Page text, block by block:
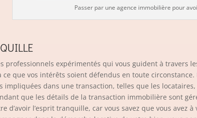
Passer par une agence immobilière pour
professionnels expérimentés qui vous guident à travers
que vos intérêts soient défendus en toute
impliquées dans une transaction, telles que les
que les détails de la transaction immobilière sont
d’avoir l’esprit tranquille, car vous savez que vous avez